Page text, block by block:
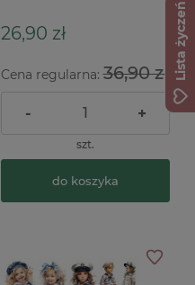
26,90 zł
Cena regularna:36,90 zł
- +
szt.
do koszyka
Lista życzeń